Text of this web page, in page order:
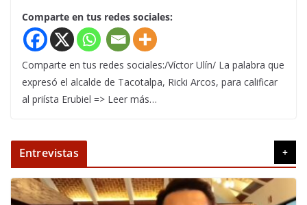
Comparte en tus redes sociales:
Comparte en tus redes sociales:/Víctor Ulín/ La palabra que
expresó el alcalde de Tacotalpa, Ricki Arcos, para calificar
al priísta Erubiel => Leer más…
Entrevistas +